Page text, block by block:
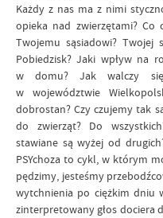
Każdy z nas ma z nimi
opieka nad zwierzętami? Co
Twojemu sąsiadowi? Twojej
Pobiedzisk? Jaki wpływ na
w domu? Jak walczy
w województwie
dobrostan? Czy czujemy tak
do zwierząt? Do
stawiane są wyżej od
PSYchoza to cykl, w którym
pędzimy, jesteśmy
wytchnienia po ciężkim dniu
zinterpretowany głos dociera